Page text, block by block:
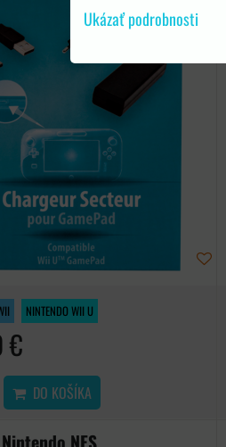
NINTENDO WII U
€
DO KOŠÍKA
Ukázať podrobnosti